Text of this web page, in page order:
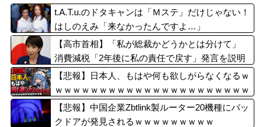
t.A.T.u.のドタキャンは「Ｍステ」だけじゃない！
はしのえみ「来なかったんですよ…」
【高市首相】「私が総裁かどうかとは分けて」
消費減税「2年後に私の責任で戻す」発言を説明
【悲報】日本人、もはや何も欲しがらなくなるｗ
ｗｗｗｗｗｗｗｗｗｗｗｗｗｗｗｗｗｗｗｗｗｗ
ｗ
【悲報】中国企業Zbtlink製ルーター20機種にバッ
クドアが発見されるｗｗｗｗｗｗｗｗｗ